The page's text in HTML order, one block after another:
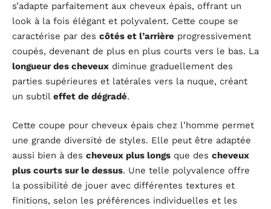
s’adapte parfaitement aux cheveux épais, offrant un
look à la fois élégant et polyvalent. Cette coupe se
caractérise par des côtés et l’arrière progressivement
coupés, devenant de plus en plus courts vers le bas. La
longueur des cheveux diminue graduellement des
parties supérieures et latérales vers la nuque, créant
un subtil effet de dégradé.
Cette coupe pour cheveux épais chez l’homme permet
une grande diversité de styles. Elle peut être adaptée
aussi bien à des cheveux plus longs que des cheveux
plus courts sur le dessus. Une telle polyvalence offre
la possibilité de jouer avec différentes textures et
finitions, selon les préférences individuelles et les